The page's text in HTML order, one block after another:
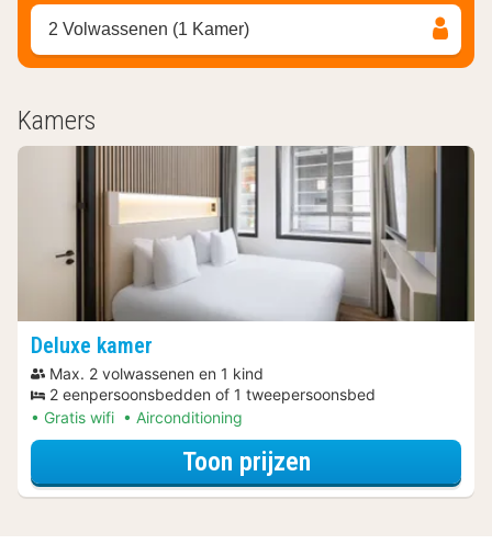
2 Volwassenen (1 Kamer)
Kamers
Deluxe kamer
Max. 2 volwassenen en 1 kind
2 eenpersoonsbedden of 1 tweepersoonsbed
Gratis wifi
Airconditioning
Toon prijzenvoor Deluxe